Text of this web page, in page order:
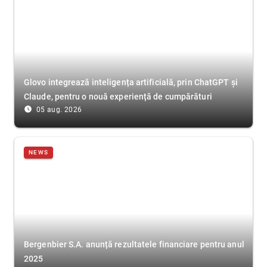
Glovo integrează inteligența artificială, prin ChatGPT și
Claude, pentru o nouă experiență de cumpărături
access_time_filled 05 aug. 2026
NEWS
Bergenbier S.A. anunță rezultatele financiare pentru anul
2025